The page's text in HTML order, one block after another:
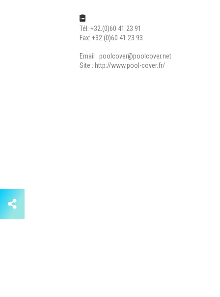
Tél: +32.(0)60 41 23 91
Fax: +32.(0)60 41 23 93
Email :poolcover@poolcover.net
Site : http://www.pool-cover.fr/